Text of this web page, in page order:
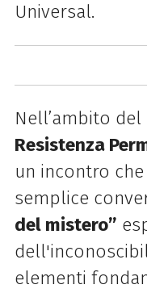
Universal.
Nell’ambito del
Resistenza
un incontro
semplice
del mistero”
elementi